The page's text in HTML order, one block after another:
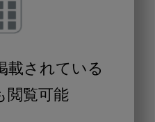
載されている
閲覧可能